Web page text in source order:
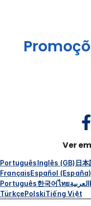
Ver
PortuguêsInglês (GB) 日本
FrançaisEspañol (España)
Português한국어ไทยالعربية
TürkçePolskiTiếng Việt